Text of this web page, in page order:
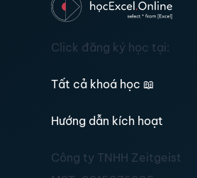
Click đăng ký học tại:
Tất cả khoá học 📖
Hướng dẫn kích hoạt
Công ty TNHH Zeitgeist